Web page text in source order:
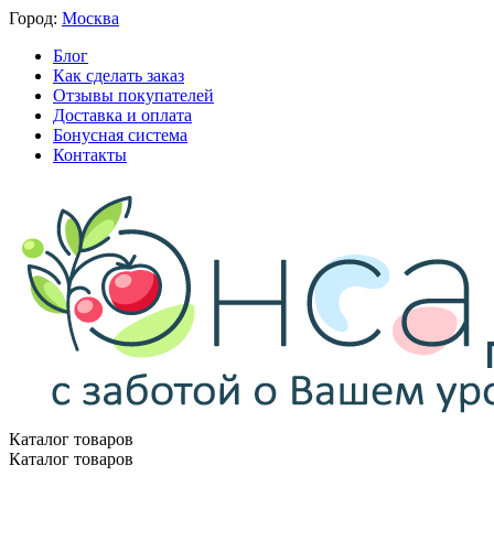
Город: Москва
Блог
Как сделать заказ
Отзывы покупателей
Доставка и оплата
Бонусная система
Контакты
Каталог товаров
Каталог товаров